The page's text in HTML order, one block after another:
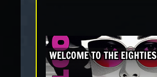
WELCOME TO THE EIGHTIES